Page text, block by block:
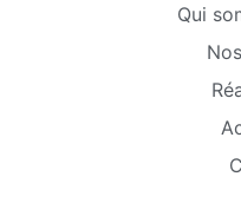
Qui